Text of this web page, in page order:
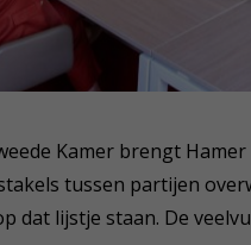
Kamer brengt
tussen partijen
dat lijstje staan. De